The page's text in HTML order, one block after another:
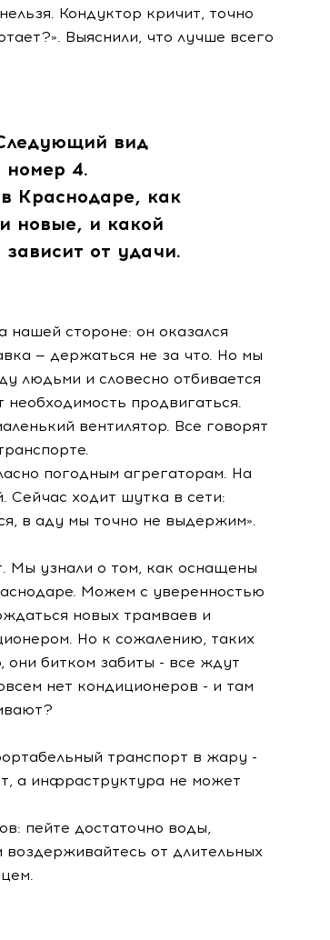
Кондуктор кричит, точно
Выяснили, что лучше всего
вид
номер 4.
Краснодаре, как
новые, и какой
от удачи.
стороне: он оказался
— держаться не за что. Но мы
людьми и словесно отбивается
продвигаться.
вентилятор. Все говорят
погодным агрегаторам. На
Сейчас ходит шутка в сети:
в аду мы точно не выдержим».
Мы узнали о том, как оснащены
Можем с уверенностью
новых трамваев и
Но к сожалению, таких
они битком забиты - все ждут
нет кондиционеров - и там
транспорт в жару -
а инфраструктура не может
пейте достаточно воды,
от длительных